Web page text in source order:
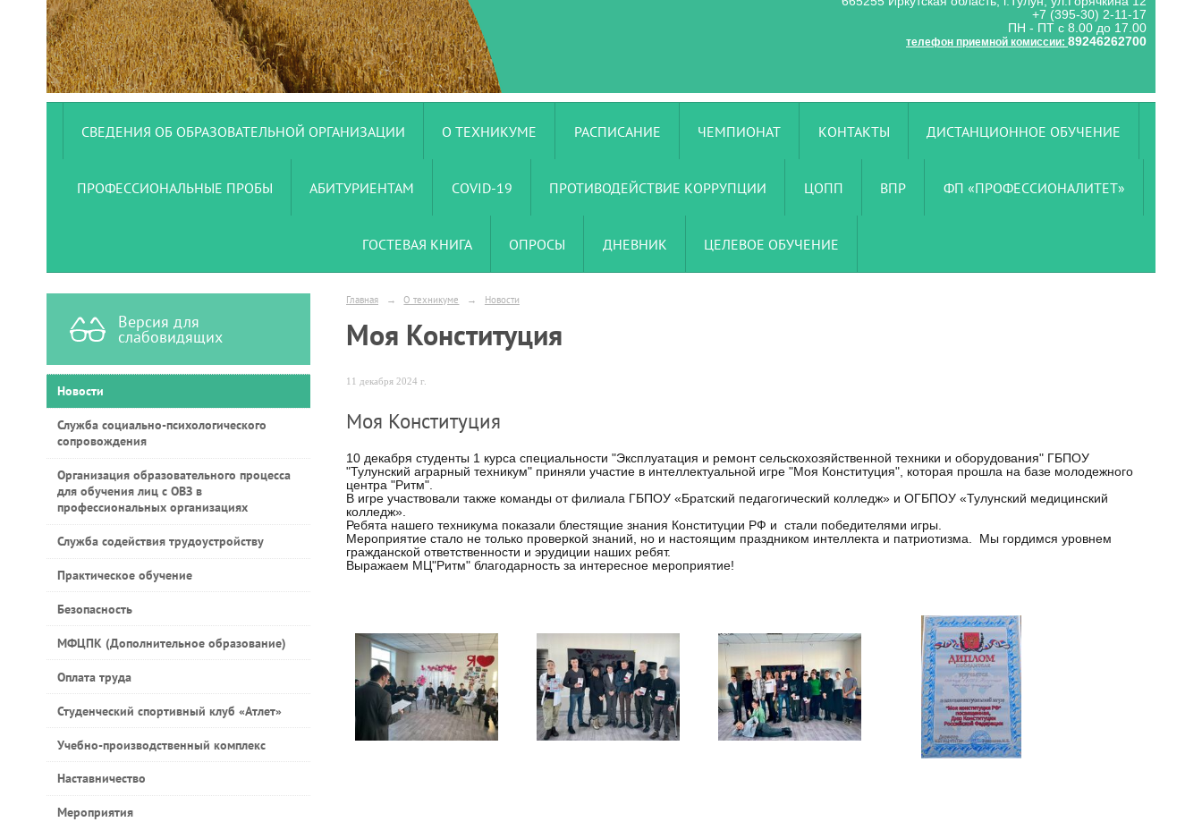
+7 (395-30) 2-11-17
ПН - ПТ с 8.00 до 17.00
телефон приемной комиссии: 89246262700
СВЕДЕНИЯ ОБ ОБРАЗОВАТЕЛЬНОЙ ОРГАНИЗАЦИИ О ТЕХНИКУМЕ РАСПИСАНИЕ ЧЕМПИОНАТ КОНТАКТЫ ДИСТАНЦИОННОЕ ОБУЧЕНИЕ
ПРОФЕССИОНАЛЬНЫЕ ПРОБЫ АБИТУРИЕНТАМ COVID-19 ПРОТИВОДЕЙСТВИЕ КОРРУПЦИИ ЦОПП ВПР ФП «ПРОФЕССИОНАЛИТЕТ»
ГОСТЕВАЯ КНИГА ОПРОСЫ ДНЕВНИК ЦЕЛЕВОЕ ОБУЧЕНИЕ
Версия для
слабовидящих
Новости
Служба социально-психологического
сопровождения
Организация образовательного процесса
для обучения лиц с ОВЗ в
профессиональных организациях
Служба содействия трудоустройству
Практическое обучение
Безопасность
МФЦПК (Дополнительное образование)
Оплата труда
Студенческий спортивный клуб «Атлет»
Учебно-производственный комплекс
Наставничество
Мероприятия
Главная → О техникуме → Новости
Моя Конституция
11 декабря 2024 г.
Моя Конституция
10 декабря студенты 1 курса специальности "Эксплуатация и ремонт сельскохозяйственной техники и оборудования" ГБПОУ
"Тулунский аграрный техникум" приняли участие в интеллектуальной игре "Моя Конституция", которая прошла на базе молодежного
центра "Ритм".
В игре участвовали также команды от филиала ГБПОУ «Братский педагогический колледж» и ОГБПОУ «Тулунский медицинский
колледж».
Ребята нашего техникума показали блестящие знания Конституции РФ и стали победителями игры.
Мероприятие стало не только проверкой знаний, но и настоящим праздником интеллекта и патриотизма. Мы гордимся уровнем
гражданской ответственности и эрудиции наших ребят.
Выражаем МЦ"Ритм" благодарность за интересное мероприятие!